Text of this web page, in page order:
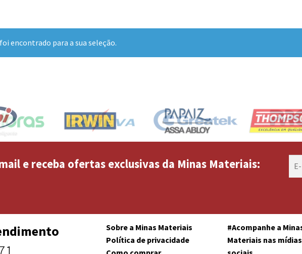
encontrado para a sua seleção.
e receba ofertas exclusivas da Minas Materiais:
Sobre a Minas Materiais
Política de privacidade
#Acompanhe a
Materiais nas mídias